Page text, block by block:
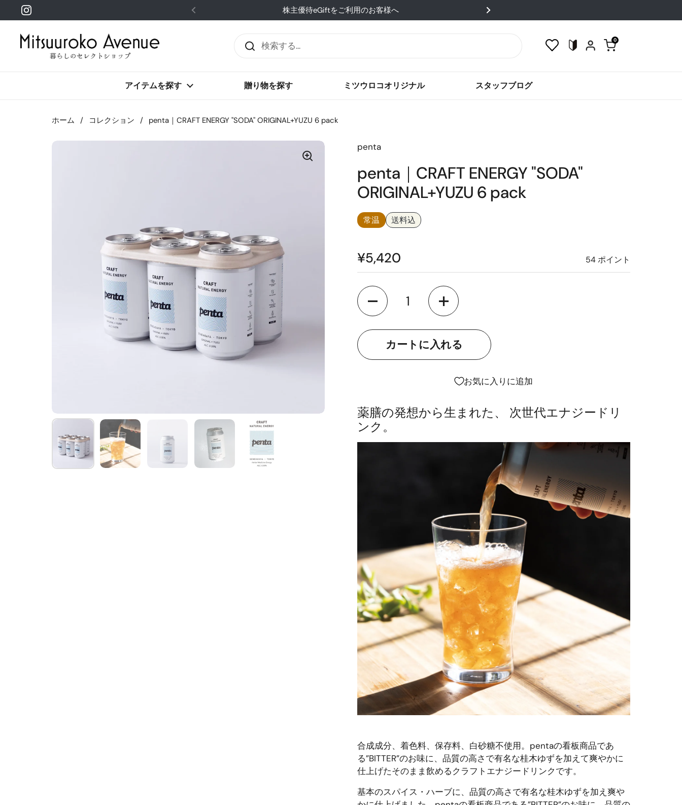
コンテンツへスキップ
Instagram
株主優待eGiftをご利用のお客様へ
カートを開く
0
アイテムを探す 贈り物を探す ミツウロコオリジナル スタッフブログ
ホーム / コレクション / penta｜CRAFT ENERGY "SODA" ORIGINAL+YUZU 6 pack
penta
penta｜CRAFT ENERGY "SODA"
ORIGINAL+YUZU 6 pack
常温 送料込
¥5,420 54ポイント
数量
お気に入りに追加
薬膳の発想から生まれた、 次世代エナジードリ
ンク。
合成成分、着色料、保存料、白砂糖不使用。pentaの看板商品であ
る”BITTER”のお味に、品質の高さで有名な桂木ゆずを加えて爽やかに
仕上げたそのまま飲めるクラフトエナジードリンクです。
基本のスパイス・ハーブに、品質の高さで有名な桂木ゆずを加え爽や